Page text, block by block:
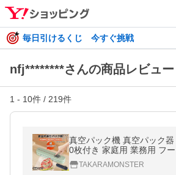
毎日引けるくじ 今すぐ挑戦
nfj********さんの商品レビュー
1 - 10件 / 219件
真空パック機 真空パック
0枚付き 家庭用 業務用 フー
キッチン 60Kpa 強力 乾湿
ードシーラー 真空包装機
TAKARAMONSTER